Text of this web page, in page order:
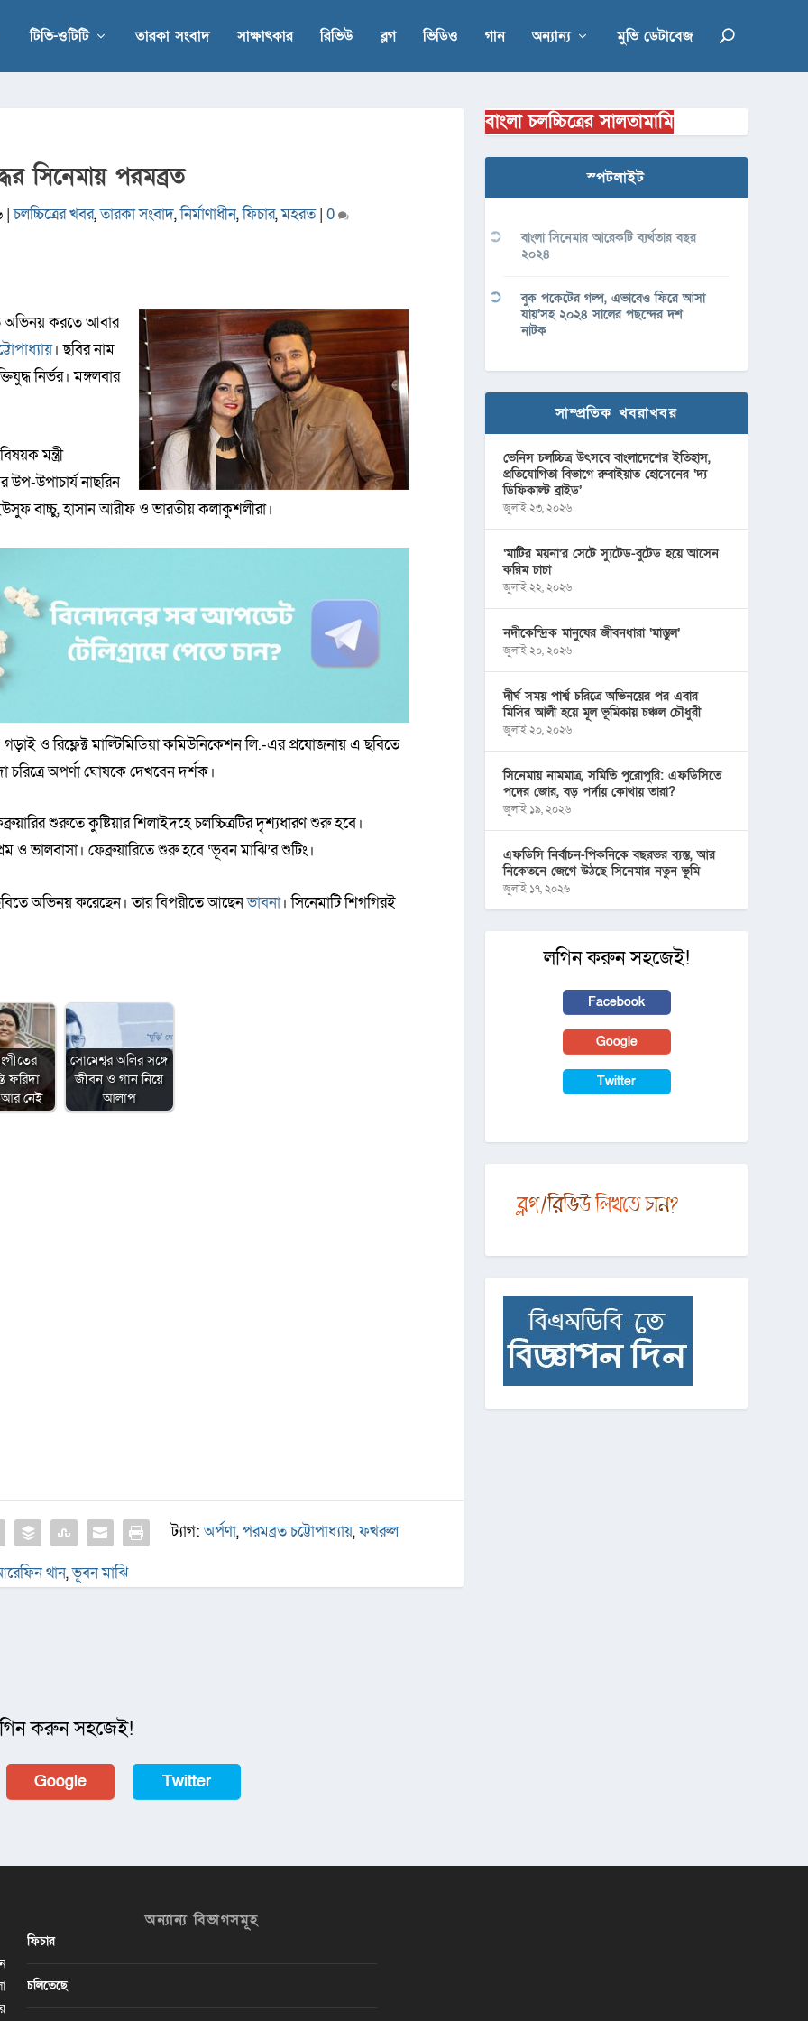
টিভি-ওটিটি তারকা সংবাদ সাক্ষাৎকার রিভিউ ব্লগ ভিডিও গান অন্যান্য মুভি ডেটাবেজ
সিনেমায় পরমব্রত
|চলচ্চিত্রের খবর,তারকা সংবাদ,নির্মাণাধীন,ফিচার,মহরত|0
অভিনয় করতে আবার
। ছবির নাম
নির্ভর। মঙ্গলবার
মন্ত্রী
উপ-উপাচার্য নাছরিন
বাচ্চু, হাসান আরীফ ও ভারতীয় কলাকুশলীরা।
ও রিফ্লেক্ট মাল্টিমিডিয়া কমিউনিকেশন লি.-এর প্রযোজনায় এ ছবিতে
অপর্ণা ঘোষকে দেখবেন দর্শক।
শুরুতে কুষ্টিয়ার শিলাইদহে চলচ্চিত্রটির দৃশ্যধারণ শুরু হবে।
ও ভালবাসা। ফেব্রুয়ারিতে শুরু হবে ‘ভূবন মাঝি’র শুটিং।
অভিনয় করেছেন। তার বিপরীতে আছেনভাবনা। সিনেমাটি শিগগিরই
ফরিদা
আর নেই
সোমেশ্বর অলির সঙ্গে
জীবন ও গান নিয়ে
আলাপ
ট্যাগ:অর্পণা,পরমব্রত চট্টোপাধ্যায়,ফখরুল
থান,ভূবন মাঝি
করুন সহজেই!
Google Twitter
বাংলা চলচ্চিত্রের সালতামামি
স্পটলাইট
বাংলা সিনেমার আরেকটি ব্যর্থতার বছর
২০২৪
বুক পকেটের গল্প, এভাবেও ফিরে আসা
যায়’সহ ২০২৪ সালের পছন্দের দশ
নাটক
সাম্প্রতিক খবরাখবর
ভেনিস চলচ্চিত্র উৎসবে বাংলাদেশের ইতিহাস,
প্রতিযোগিতা বিভাগে রুবাইয়াত হোসেনের ‘দ্য
ডিফিকাল্ট ব্রাইড’
জুলাই ২৩, ২০২৬
‘মাটির ময়না’র সেটে স্যুটেড-বুটেড হয়ে আসেন
করিম চাচা
জুলাই ২২, ২০২৬
নদীকেন্দ্রিক মানুষের জীবনধারা ‘মাস্তুল’
জুলাই ২০, ২০২৬
দীর্ঘ সময় পার্শ্ব চরিত্রে অভিনয়ের পর এবার
মিসির আলী হয়ে মূল ভূমিকায় চঞ্চল চৌধুরী
জুলাই ২০, ২০২৬
সিনেমায় নামমাত্র, সমিতি পুরোপুরি: এফডিসিতে
পদের জোর, বড় পর্দায় কোথায় তারা?
জুলাই ১৯, ২০২৬
এফডিসি নির্বাচন-পিকনিকে বছরভর ব্যস্ত, আর
নিকেতনে জেগে উঠছে সিনেমার নতুন ভূমি
জুলাই ১৭, ২০২৬
লগিন করুন সহজেই!
Facebook
Google
Twitter
অন্যান্য বিভাগসমূহ
ফিচার
চলিতেছে